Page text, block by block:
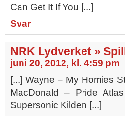
Can Get It If You [...]
Svar
NRK Lydverket »
juni 20, 2012, kl. 4:59 pm
[...] Wayne – My Homies
MacDonald – Pride
Supersonic Kilden [...]